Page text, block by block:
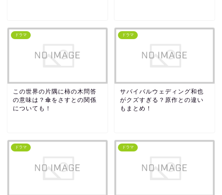
ドラマ
この世界の片隅に柿の木問答
の意味は？傘をさすとの関係
についても！
ドラマ
サバイバルウェディング和也
がクズすぎる？原作との違い
もまとめ！
ドラマ ドラマ